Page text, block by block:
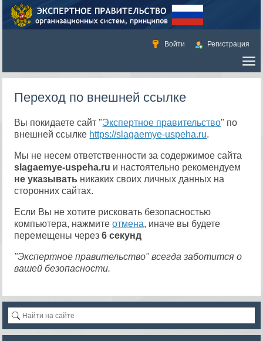
Войти Регистрация
Переход по внешней ссылке
Вы покидаете сайт "Экспертное правительство" по
внешней ссылке https://slagaemye-uspeha.ru.
Мы не несем ответственности за содержимое сайта
slagaemye-uspeha.ru и настоятельно рекомендуем
не указывать никаких своих личных данных на
сторонних сайтах.
Если Вы не хотите рисковать безопасностью
компьютера, нажмитеотмена, иначе вы будете
перемещены через6 секунд
"Экспертное правительство" всегда заботится о
вашей безопасности.